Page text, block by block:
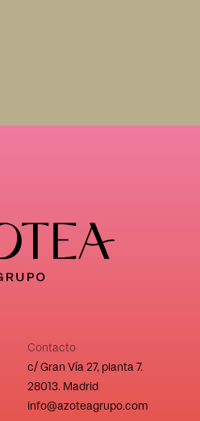
Contacto
c/ Gran Vía 27, planta 7.
28013. Madrid
info@azoteagrupo.com